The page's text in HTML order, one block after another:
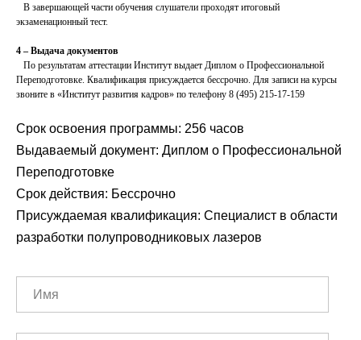
В завершающей части обучения слушатели проходят итоговый
экзаменационный тест.
4 – Выдача документов
По результатам аттестации Институт выдает Диплом о Профессиональной
Переподготовке. Квалификация присуждается бессрочно. Для записи на курсы
звоните в «Институт развития кадров» по телефону 8 (495) 215-17-159
Срок освоения программы: 256 часов
Выдаваемый документ: Диплом о Профессиональной
Переподготовке
Срок действия: Бессрочно
Присуждаемая квалификация: Специалист в области
разработки полупроводниковых лазеров